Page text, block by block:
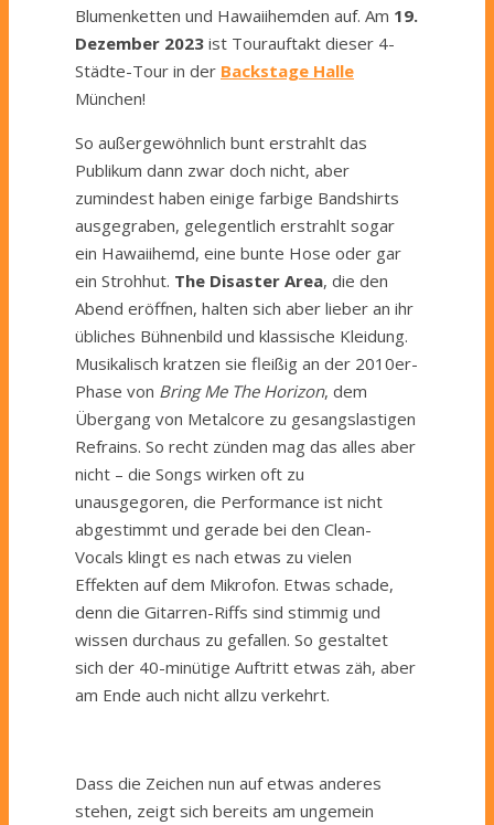
Blumenketten und Hawaiihemden auf. Am 19.
Dezember 2023 ist Tourauftakt dieser 4-
Städte-Tour in der Backstage Halle
München!
So außergewöhnlich bunt erstrahlt das
Publikum dann zwar doch nicht, aber
zumindest haben einige farbige Bandshirts
ausgegraben, gelegentlich erstrahlt sogar
ein Hawaiihemd, eine bunte Hose oder gar
ein Strohhut. The Disaster Area, die den
Abend eröffnen, halten sich aber lieber an ihr
übliches Bühnenbild und klassische Kleidung.
Musikalisch kratzen sie fleißig an der 2010er-
Phase von Bring Me The Horizon, dem
Übergang von Metalcore zu gesangslastigen
Refrains. So recht zünden mag das alles aber
nicht – die Songs wirken oft zu
unausgegoren, die Performance ist nicht
abgestimmt und gerade bei den Clean-
Vocals klingt es nach etwas zu vielen
Effekten auf dem Mikrofon. Etwas schade,
denn die Gitarren-Riffs sind stimmig und
wissen durchaus zu gefallen. So gestaltet
sich der 40-minütige Auftritt etwas zäh, aber
am Ende auch nicht allzu verkehrt.
Dass die Zeichen nun auf etwas anderes
stehen, zeigt sich bereits am ungemein